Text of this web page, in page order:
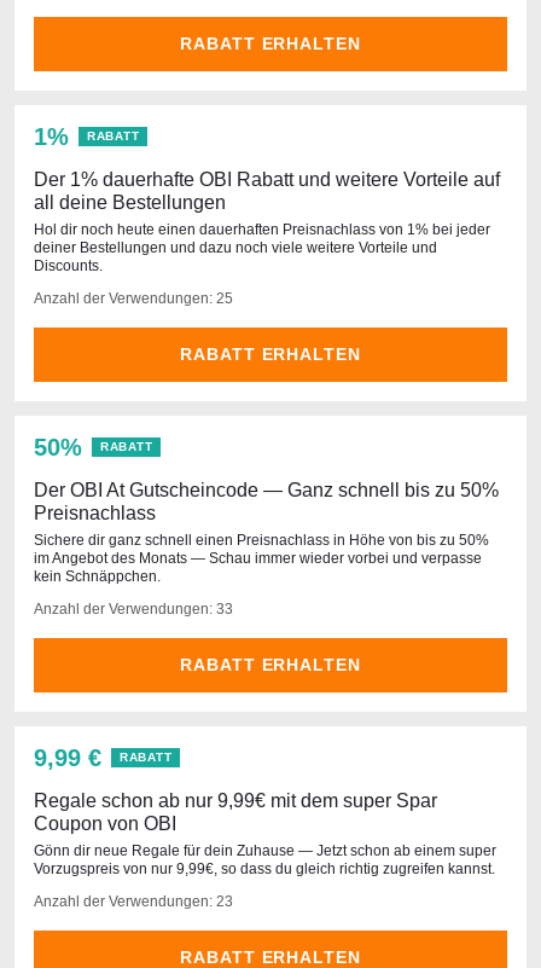
RABATT ERHALTEN
1% RABATT
Der 1% dauerhafte OBI Rabatt und weitere Vorteile auf
all deine Bestellungen
Hol dir noch heute einen dauerhaften Preisnachlass von 1% bei jeder
deiner Bestellungen und dazu noch viele weitere Vorteile und
Discounts.
Anzahl der Verwendungen: 25
RABATT ERHALTEN
50% RABATT
Der OBI At Gutscheincode — Ganz schnell bis zu 50%
Preisnachlass
Sichere dir ganz schnell einen Preisnachlass in Höhe von bis zu 50%
im Angebot des Monats — Schau immer wieder vorbei und verpasse
kein Schnäppchen.
Anzahl der Verwendungen: 33
RABATT ERHALTEN
9,99 € RABATT
Regale schon ab nur 9,99€ mit dem super Spar
Coupon von OBI
Gönn dir neue Regale für dein Zuhause — Jetzt schon ab einem super
Vorzugspreis von nur 9,99€, so dass du gleich richtig zugreifen kannst.
Anzahl der Verwendungen: 23
RABATT ERHALTEN